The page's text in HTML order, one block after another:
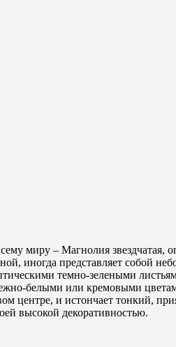
миру – Магнолия
иногда представляет собой
темно-зелеными
белыми или кремовыми
центре, и истончает тонкий,
высокой декоративностью.